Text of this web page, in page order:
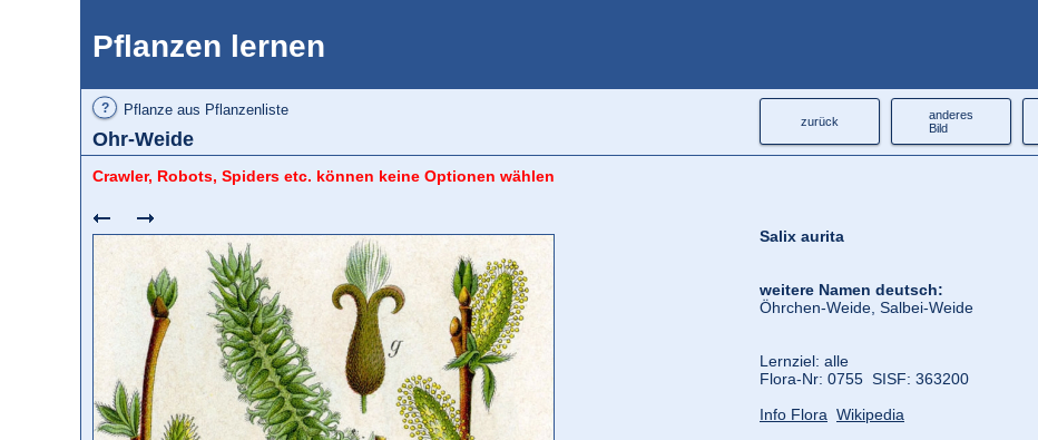
Pflanzen lernen
? Pflanze aus Pflanzenliste
Ohr-Weide
zurück
anderes
Bild
Crawler, Robots, Spiders etc. können keine Optionen wählen
Salix aurita
weitere Namen deutsch:
Öhrchen-Weide, Salbei-Weide
Lernziel: alle
Flora‑Nr: 0755 SISF: 363200
Info Flora Wikipedia